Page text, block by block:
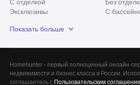
С отделкой
Без
Эксклюзивы
С
Красногорский район
Показать больше
Homehunter - первый полноценный онлайн-
недвижимости и бизнес класса в России.
соглашаетесь с Пользовательским
Все
Сегодня